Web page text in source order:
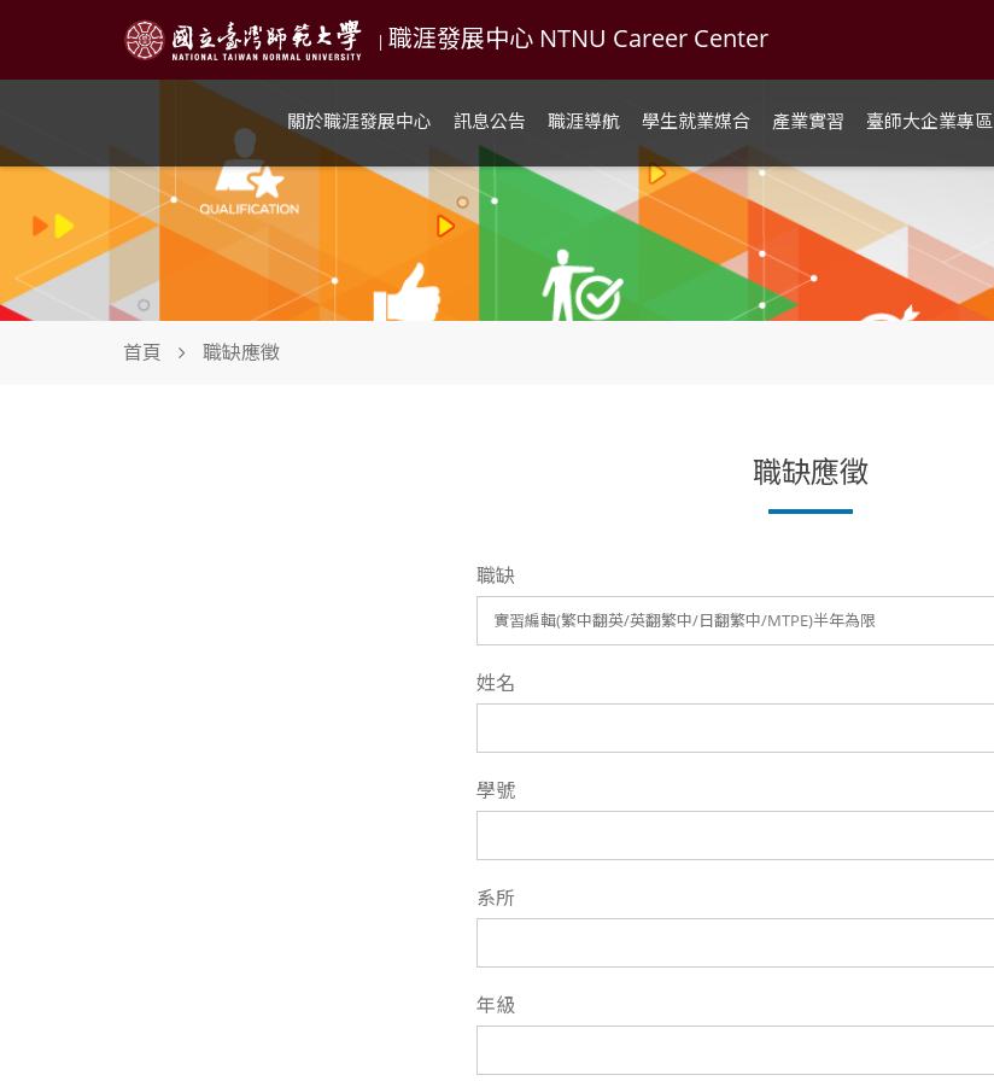
| 職涯發展中心 NTNU Career Center
關於職涯發展中心 訊息公告 職涯導航 學生就業媒合 產業實習 臺師大企業專區
首頁 職缺應徵
職缺應徵
職缺
姓名
學號
系所
年級